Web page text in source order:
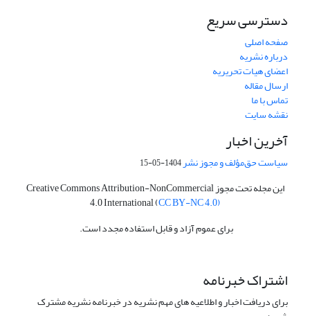
دسترسی سریع
صفحه اصلی
درباره نشریه
اعضای هیات تحریریه
ارسال مقاله
تماس با ما
نقشه سایت
آخرین اخبار
سیاست حق‌مؤلف و مجوز نشر1404-05-15
این مجله تحت مجوز Creative Commons Attribution-NonCommercial
4.0 International (CC BY-NC 4.0)
برای عموم آزاد و قابل استفاده مجدد است.
اشتراک خبرنامه
برای دریافت اخبار و اطلاعیه های مهم نشریه در خبرنامه نشریه مشترک